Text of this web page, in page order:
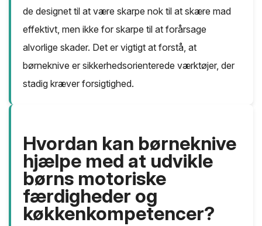
de designet til at være skarpe nok til at skære mad
effektivt, men ikke for skarpe til at forårsage
alvorlige skader. Det er vigtigt at forstå, at
børneknive er sikkerhedsorienterede værktøjer, der
stadig kræver forsigtighed.
Hvordan kan børneknive
hjælpe med at udvikle
børns motoriske
færdigheder og
køkkenkompetencer?